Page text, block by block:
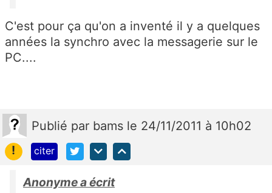
C'est pour ça qu'on a inventé il y a quelques
années la synchro avec la messagerie sur le
PC....
Publié par bams le 24/11/2011 à 10h02
!
citer
Anonyme a écrit